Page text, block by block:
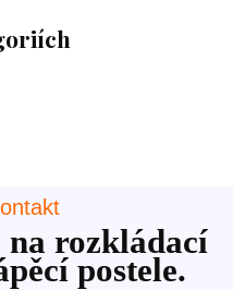
na rozkládací
postele.